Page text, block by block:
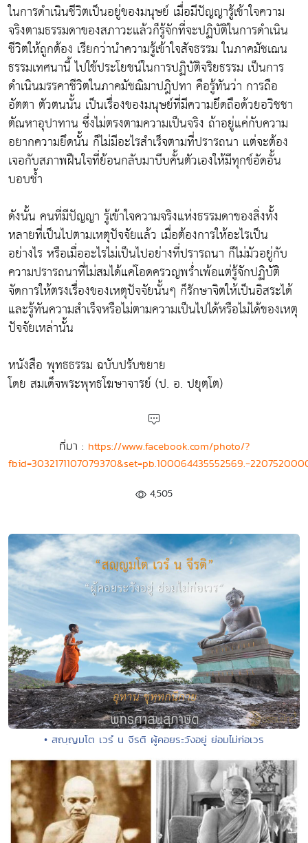
ในการดำเนินชีวิตเป็นอยู่ของมนุษย์ เมื่อมีปัญญารู้เข้าใจความ
จริงตามธรรมดาของสภาวะแล้วก็รู้จักที่จะปฏิบัติในการดำเนิน
ชีวิตให้ถูกต้อง เรียกว่านำความรู้เข้าใจสัจธรรม ในภาคมัชเฌน
ธรรมเทศนานี้ ไปใช้ประโยชน์ในการปฏิบัติจริยธรรม เป็นการ
ดำเนินมรรคาชีวิตในภาคมัชฌิมาปฎิปทา คือรู้ทันว่า การถือ
อัตตา ตัวตนนั้น เป็นเรื่องของมนุษย์ที่มีความยึดถือด้วยอวิชชา
ตัณหาอุปาทาน ซึ่งไม่ตรงตามความเป็นจริง ถ้าอยู่แค่กับความ
อยากความยึดนั้น ก็ไม่มีอะไรสำเร็จตามที่ปรารถนา แต่จะต้อง
เจอกับสภาพฝืนใจที่ย้อนกลับมาบีบคั้นตัวเองให้มีทุกข์อัดอั้น
บอบช้ำ
ดังนั้น คนที่มีปัญญา รู้เข้าใจความจริงแห่งธรรมดาของสิ่งทั้ง
หลายที่เป็นไปตามเหตุปัจจัยแล้ว เมื่อต้องการให้อะไรเป็น
อย่างไร หรือเมื่ออะไรไม่เป็นไปอย่างที่ปรารถนา ก็ไม่มัวอยู่กับ
ความปรารถนาที่ไม่สมได้แค่โอดครวญพร่ำเพ้อแต่รู้จักปฏิบัติ
จัดการให้ตรงเรื่องของเหตุปัจจัยนั้นๆ ก็รักษาจิตให้เป็นอิสระได้
และรู้ทันความสำเร็จหรือไม่ตามความเป็นไปได้หรือไม่ได้ของเหตุ
ปัจจัยเหล่านั้น
หนังสือ พุทธธรรม ฉบับปรับขยาย
โดย สมเด็จพระพุทธโฆษาจารย์ (ป. อ. ปยุตฺโต)
ที่มา : https://www.facebook.com/photo/?
fbid=3032171107079370&set=pb.100064435552569.-
4,505
• สญฺญมโต เวรํ น จีรติ ผู้คอยระวังอยู่ ย่อมไม่ก่อเวร